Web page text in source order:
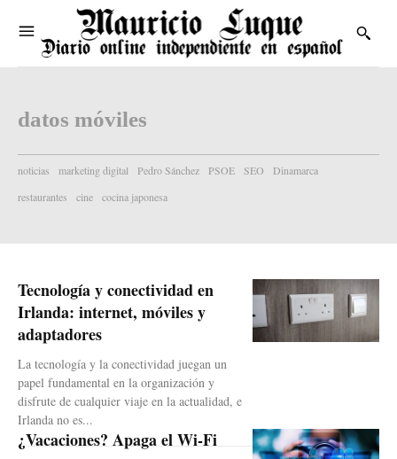
datos móviles
noticias marketing digital Pedro Sánchez PSOE SEO
Dinamarca
restaurantes
cine cocina japonesa
Tecnología y conectividad en
Irlanda: internet, móviles y
adaptadores
La tecnología y la conectividad juegan un
papel fundamental en la organización y
disfrute de cualquier viaje en la actualidad, e
Irlanda no es...
¿Vacaciones? Apaga el Wi-Fi